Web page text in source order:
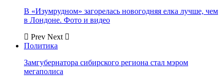
В «Изумрудном» загорелась новогодняя елка лучше, чем
в Лондоне. Фото и видео
Prev Next
Политика
Замгубернатора сибирского региона стал мэром
мегаполиса